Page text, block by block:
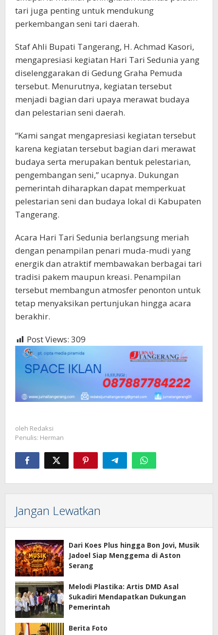
tari juga penting untuk mendukung
perkembangan seni tari daerah.
Staf Ahli Bupati Tangerang, H. Achmad Kasori,
mengapresiasi kegiatan Hari Tari Sedunia yang
diselenggarakan di Gedung Graha Pemuda
tersebut. Menurutnya, kegiatan tersebut
menjadi bagian dari upaya merawat budaya
dan pelestarian seni daerah.
“Kami sangat mengapresiasi kegiatan tersebut
karena kegiatan tersebut bagian dari merawat
budaya serta merupakan bentuk pelestarian,
pengembangan seni,” ucapnya. Dukungan
pemerintah diharapkan dapat memperkuat
pelestarian seni dan budaya lokal di Kabupaten
Tangerang.
Acara Hari Tari Sedunia berlangsung meriah
dengan penampilan penari muda-mudi yang
energik dan atraktif membawakan berbagai tari
tradisi pakem maupun kreasi. Penampilan
tersebut membangun atmosfer penonton untuk
tetap menyaksikan pertunjukan hingga acara
berakhir.
Post Views: 309
oleh Redaksi
Penulis: Herman
Jangan Lewatkan
Dari Koes Plus hingga Bon Jovi, Musik
Jadoel Siap Menggema di Aston
Serang
Melodi Plastika: Artis DMD Asal
Sukadiri Mendapatkan Dukungan
Pemerintah
Berita Foto